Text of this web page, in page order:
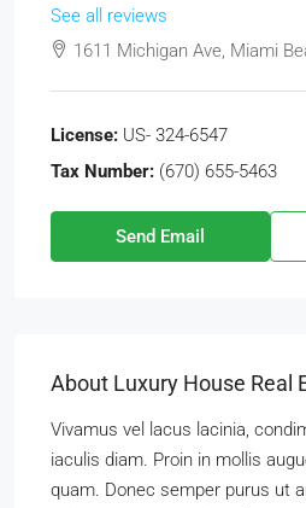
See all reviews
1611 Michigan Ave, Miami
License: US- 324-6547
Tax Number: (670) 655-5463
Send Email
About Luxury House Real
Vivamus vel lacus lacinia,
iaculis diam. Proin in mollis
quam. Donec semper purus ut